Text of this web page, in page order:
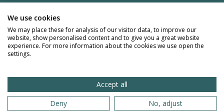
-
citation de Rosie Haine
design par studio basil.
site web de la meute
We use cookies
We may place these for analysis of our visitor data, to improve our
website, show personalised content and to give you a great website
experience. For more information about the cookies we use open the
settings.
Accept all
Deny
No, adjust